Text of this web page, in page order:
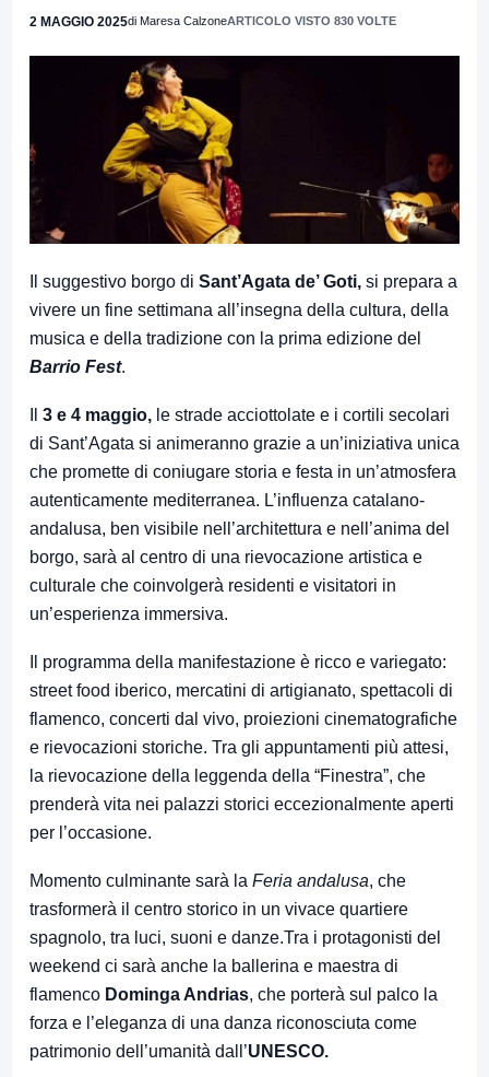
2 MAGGIO 2025di Maresa CalzoneARTICOLO VISTO 830 VOLTE
Il suggestivo borgo di Sant’Agata de’ Goti, si prepara a
vivere un fine settimana all’insegna della cultura, della
musica e della tradizione con la prima edizione del
Barrio Fest.
3 e 4 maggio, le strade acciottolate e i cortili secolari
di Sant’Agata si animeranno grazie a un’iniziativa unica
che promette di coniugare storia e festa in un’atmosfera
autenticamente mediterranea. L’influenza catalano-
andalusa, ben visibile nell’architettura e nell’anima del
borgo, sarà al centro di una rievocazione artistica e
culturale che coinvolgerà residenti e visitatori in
un’esperienza immersiva.
Il programma della manifestazione è ricco e variegato:
street food iberico, mercatini di artigianato, spettacoli di
flamenco, concerti dal vivo, proiezioni cinematografiche
e rievocazioni storiche. Tra gli appuntamenti più attesi,
la rievocazione della leggenda della “Finestra”, che
prenderà vita nei palazzi storici eccezionalmente aperti
per l’occasione.
Momento culminante sarà la Feria andalusa, che
trasformerà il centro storico in un vivace quartiere
spagnolo, tra luci, suoni e danze.Tra i protagonisti del
weekend ci sarà anche la ballerina e maestra di
flamenco Dominga Andrias, che porterà sul palco la
forza e l’eleganza di una danza riconosciuta come
patrimonio dell’umanità dall’UNESCO.